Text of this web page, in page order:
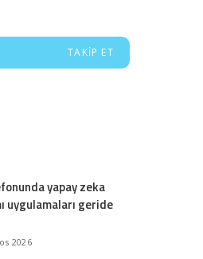
TAKIP ET
yapay zeka
uygulamaları geride
2026